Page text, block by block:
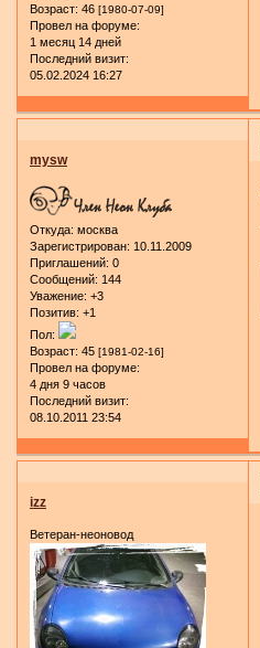
Возраст: 46 [1980-07-09]
Провел на форуме:
1 месяц 14 дней
Последний визит:
05.02.2024 16:27
mysw
Откуда: москва
Зарегистрирован: 10.11.2009
Приглашений: 0
Сообщений: 144
Уважение: +3
Позитив: +1
Пол:
Возраст: 45 [1981-02-16]
Провел на форуме:
4 дня 9 часов
Последний визит:
08.10.2011 23:54
izz
Ветеран-неоновод